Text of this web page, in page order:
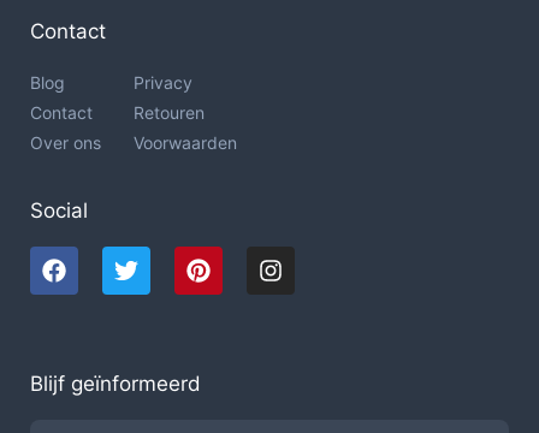
Contact
Blog
Contact
Over ons
Privacy
Retouren
Voorwaarden
Social
Blijf geïnformeerd